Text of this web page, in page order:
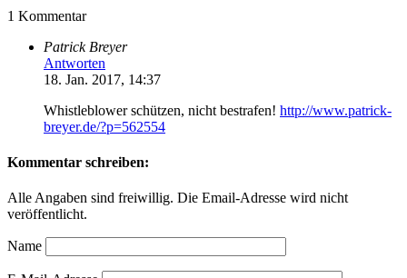
1 Kommentar
Patrick Breyer
Antworten
18. Jan. 2017, 14:37
Whistleblower schützen, nicht bestrafen! http://www.patrick-
breyer.de/?p=562554
Kommentar schreiben:
Alle Angaben sind freiwillig. Die Email-Adresse wird nicht
veröffentlicht.
Name